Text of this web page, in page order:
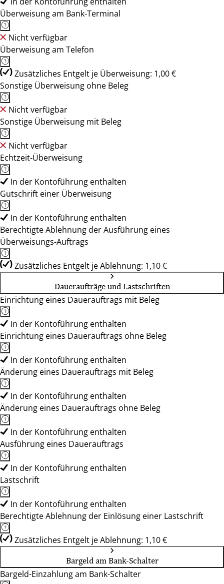
Überweisung am Bank-Terminal
Nicht verfügbar
Überweisung am Telefon
Zusätzliches Entgelt je Überweisung: 1,00 €
Sonstige Überweisung ohne Beleg
Nicht verfügbar
Sonstige Überweisung mit Beleg
Nicht verfügbar
Echtzeit-Überweisung
In der Kontoführung enthalten
Gutschrift einer Überweisung
In der Kontoführung enthalten
Berechtigte Ablehnung der Ausführung eines
Überweisungs-Auftrags
Zusätzliches Entgelt je Ablehnung: 1,10 €
Daueraufträge und Lastschriften
Einrichtung eines Dauerauftrags mit Beleg
In der Kontoführung enthalten
Einrichtung eines Dauerauftrags ohne Beleg
In der Kontoführung enthalten
Änderung eines Dauerauftrags mit Beleg
In der Kontoführung enthalten
Änderung eines Dauerauftrags ohne Beleg
In der Kontoführung enthalten
Ausführung eines Dauerauftrags
In der Kontoführung enthalten
Lastschrift
In der Kontoführung enthalten
Berechtigte Ablehnung der Einlösung einer Lastschrift
Zusätzliches Entgelt je Ablehnung: 1,10 €
Bargeld am Bank-Schalter
Bargeld-Einzahlung am Bank-Schalter